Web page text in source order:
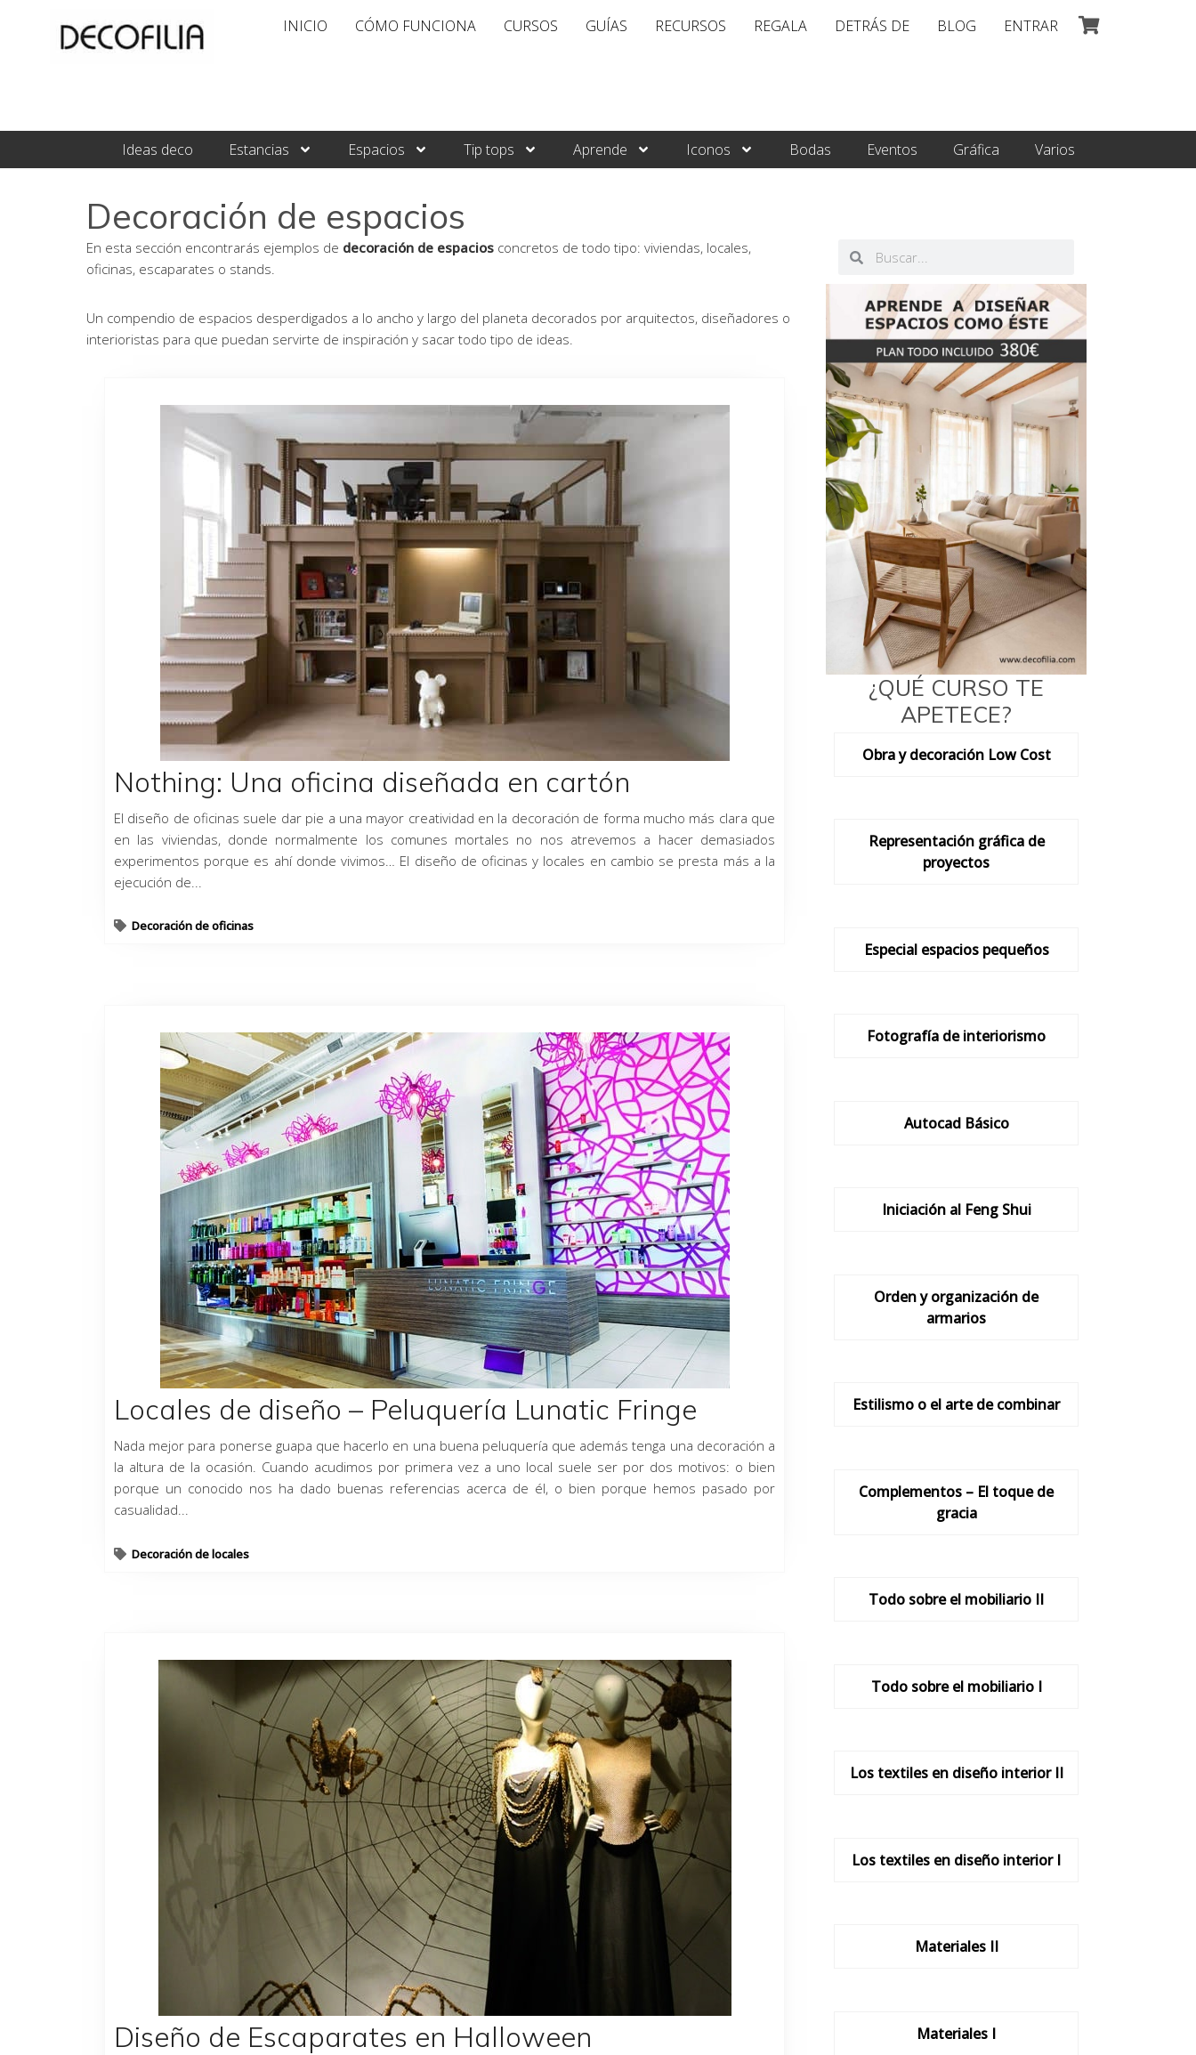
INICIO CÓMO FUNCIONA CURSOS GUÍAS RECURSOS REGALA DETRÁS DE BLOG ENTRAR
Ideas deco Estancias Espacios Tip tops Aprende Iconos Bodas Eventos Gráfica Varios
Decoración de espacios
En esta sección encontrarás ejemplos de decoración de espacios concretos de todo tipo: viviendas, locales,
oficinas, escaparates o stands.
Un compendio de espacios desperdigados a lo ancho y largo del planeta decorados por arquitectos, diseñadores o
interioristas para que puedan servirte de inspiración y sacar todo tipo de ideas.
Nothing: Una oficina diseñada en cartón
El diseño de oficinas suele dar pie a una mayor creatividad en la decoración de forma mucho más clara que
en las viviendas, donde normalmente los comunes mortales no nos atrevemos a hacer demasiados
experimentos porque es ahí donde vivimos… El diseño de oficinas y locales en cambio se presta más a la
ejecución de...
Decoración de oficinas
Locales de diseño – Peluquería Lunatic Fringe
Nada mejor para ponerse guapa que hacerlo en una buena peluquería que además tenga una decoración a
la altura de la ocasión. Cuando acudimos por primera vez a uno local suele ser por dos motivos: o bien
porque un conocido nos ha dado buenas referencias acerca de él, o bien porque hemos pasado por
casualidad...
Decoración de locales
Diseño de Escaparates en Halloween
¿QUÉ CURSO TE
APETECE?
Obra y decoración Low Cost
Representación gráfica de
proyectos
Especial espacios pequeños
Fotografía de interiorismo
Autocad Básico
Iniciación al Feng Shui
Orden y organización de
armarios
Estilismo o el arte de combinar
Complementos – El toque de
gracia
Todo sobre el mobiliario II
Todo sobre el mobiliario I
Los textiles en diseño interior II
Los textiles en diseño interior I
Materiales II
Materiales I